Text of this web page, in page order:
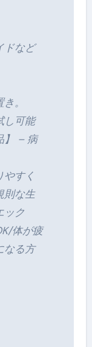
ドなど
。
し可能
】 – 病
やすく
則な生
ック
体が疲
なる方